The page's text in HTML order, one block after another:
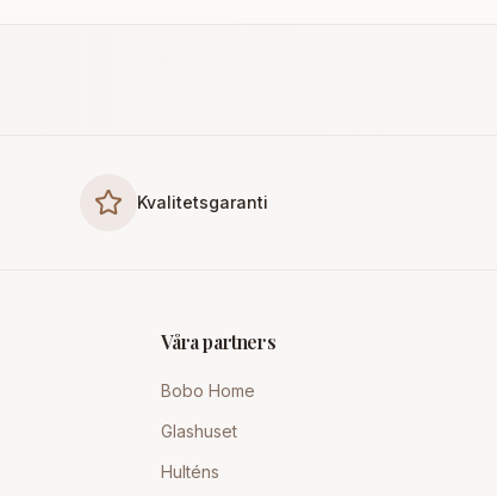
Kvalitetsgaranti
Våra partners
Bobo Home
Glashuset
Hulténs